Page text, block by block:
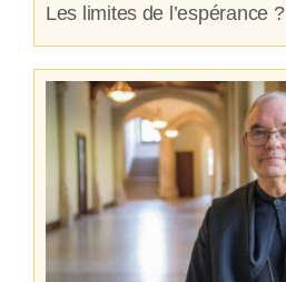
Les limites de l’espérance ?